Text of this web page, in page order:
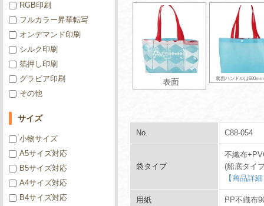
表面 裏面ハンドルは
No. C88-054
袋タイプ
不織布
(船底タイ
【商品詳
用紙 PP不織布
RGB印刷
フルカラー昇華転写
オンデマンド印刷
シルク印刷
箔押し印刷
グラビア印刷
その他
サイズ
小物サイズ
A5サイズ対応
B5サイズ対応
A4サイズ対応
B4サイズ対応